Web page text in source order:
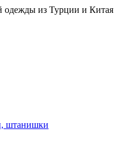
одежды из Турции и Китая
штанишки